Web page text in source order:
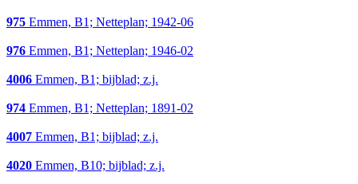
975 Emmen, B1; Netteplan; 1942-06
976 Emmen, B1; Netteplan; 1946-02
4006 Emmen, B1; bijblad; z.j.
974 Emmen, B1; Netteplan; 1891-02
4007 Emmen, B1; bijblad; z.j.
4020 Emmen, B10; bijblad; z.j.